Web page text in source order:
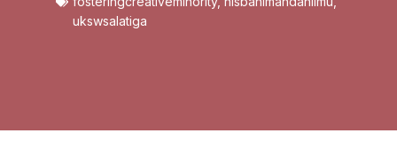
ukswsalatiga